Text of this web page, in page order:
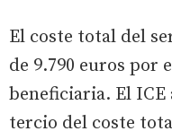
El coste total del
de 9.790 euros por
beneficiaria. El ICE
tercio del coste